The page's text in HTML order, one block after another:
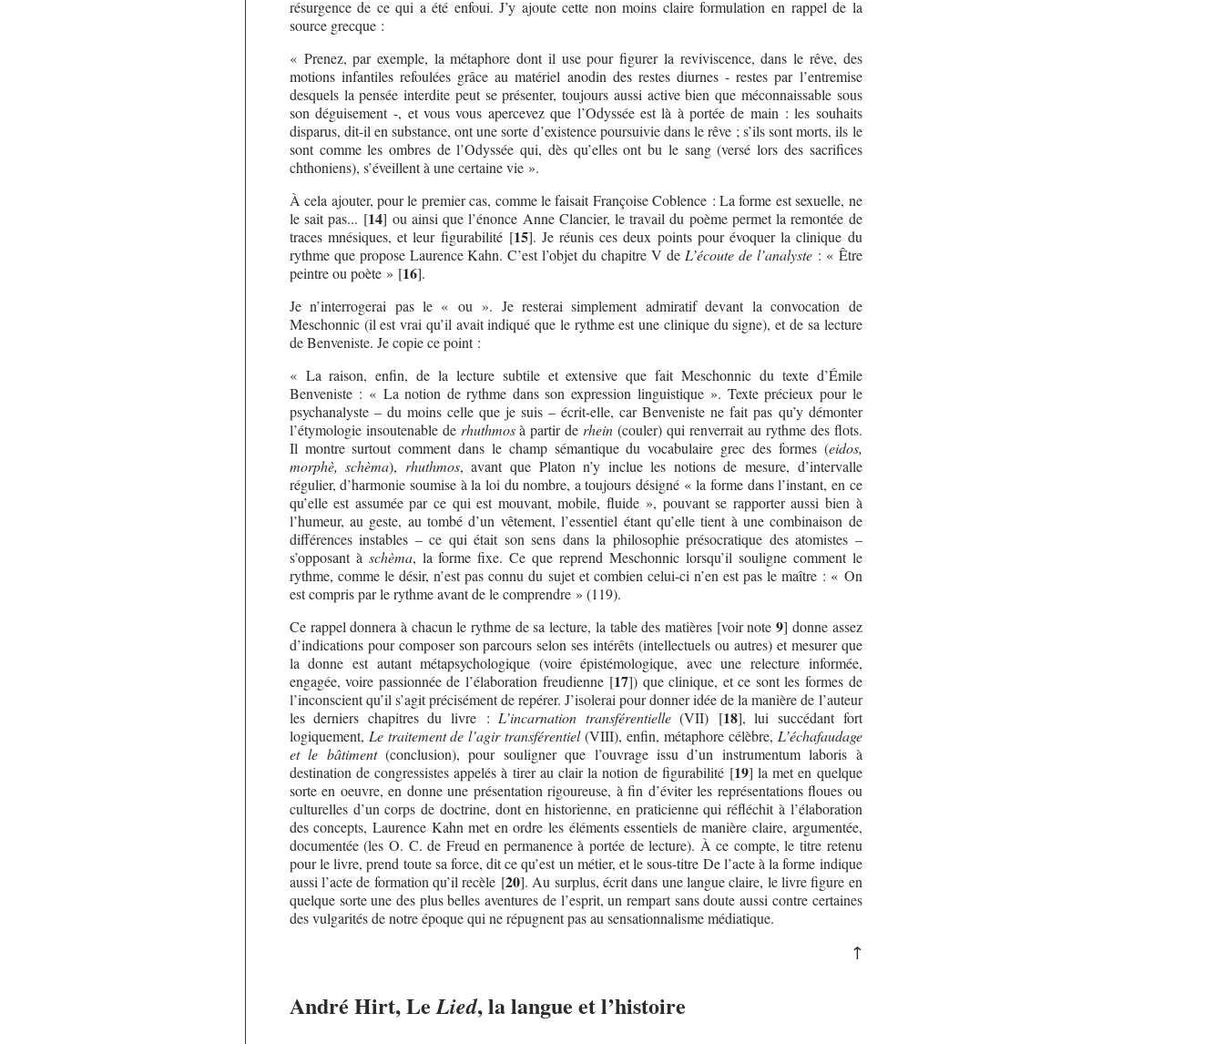
résurgence de ce qui a été enfoui. J’y ajoute cette non moins claire formulation en rappel de la
source grecque :
« Prenez, par exemple, la métaphore dont il use pour figurer la reviviscence, dans le rêve, des
motions infantiles refoulées grâce au matériel anodin des restes diurnes - restes par l’entremise
desquels la pensée interdite peut se présenter, toujours aussi active bien que méconnaissable sous
son déguisement -, et vous vous apercevez que l’Odyssée est là à portée de main : les souhaits
disparus, dit-il en substance, ont une sorte d’existence poursuivie dans le rêve ; s’ils sont morts, ils le
sont comme les ombres de l’Odyssée qui, dès qu’elles ont bu le sang (versé lors des sacrifices
chthoniens), s’éveillent à une certaine vie ».
À cela ajouter, pour le premier cas, comme le faisait Françoise Coblence : La forme est sexuelle, ne
le sait pas... [14] ou ainsi que l’énonce Anne Clancier, le travail du poème permet la remontée de
traces mnésiques, et leur figurabilité[15]. Je réunis ces deux points pour évoquer la clinique du
rythme que propose Laurence Kahn. C’est l’objet du chapitre V de L’écoute de l’analyste: « Être
peintre ou poète » [16].
Je n’interrogerai pas le « ou ». Je resterai simplement admiratif devant la convocation de
Meschonnic (il est vrai qu’il avait indiqué que le rythme est une clinique du signe), et de sa lecture
de Benveniste. Je copie ce point :
« La raison, enfin, de la lecture subtile et extensive que fait Meschonnic du texte d’Émile
Benveniste : « La notion de rythme dans son expression linguistique ». Texte précieux pour le
psychanalyste – du moins celle que je suis – écrit-elle, car Benveniste ne fait pas qu’y démonter
l’étymologie insoutenable de rhuthmosà partir derhein (couler) qui renverrait au rythme des flots.
Il montre surtout comment dans le champ sémantique du vocabulaire grec des formes (eidos,
morphè, schèma), rhuthmos, avant que Platon n’y inclue les notions de mesure, d’intervalle
régulier, d’harmonie soumise à la loi du nombre, a toujours désigné « la forme dans l’instant, en ce
qu’elle est assumée par ce qui est mouvant, mobile, fluide », pouvant se rapporter aussi bien à
l’humeur, au geste, au tombé d’un vêtement, l’essentiel étant qu’elle tient à une combinaison de
différences instables – ce qui était son sens dans la philosophie présocratique des atomistes –
s’opposant à schèma, la forme fixe. Ce que reprend Meschonnic lorsqu’il souligne comment le
rythme, comme le désir, n’est pas connu du sujet et combien celui-ci n’en est pas le maître : « On
est compris par le rythme avant de le comprendre » (119).
Ce rappel donnera à chacun le rythme de sa lecture, la table des matières [voir note9] donne assez
d’indications pour composer son parcours selon ses intérêts (intellectuels ou autres) et mesurer que
la donne est autant métapsychologique (voire épistémologique, avec une relecture informée,
engagée, voire passionnée de l’élaboration freudienne[17]) que clinique, et ce sont les formes de
l’inconscient qu’il s’agit précisément de repérer. J’isolerai pour donner idée de la manière de l’auteur
les derniers chapitres du livre :L’incarnation transférentielle(VII) [18], lui succédant fort
logiquement, Le traitement de l’agir transférentiel(VIII), enfin, métaphore célèbre, L’échafaudage
et le bâtiment(conclusion), pour souligner que l’ouvrage issu d’un instrumentum laboris à
destination de congressistes appelés à tirer au clair la notion de figurabilité[19] la met en quelque
sorte en oeuvre, en donne une présentation rigoureuse, à fin d’éviter les représentations floues ou
culturelles d’un corps de doctrine, dont en historienne, en praticienne qui réfléchit à l’élaboration
des concepts, Laurence Kahn met en ordre les éléments essentiels de manière claire, argumentée,
documentée (les O. C. de Freud en permanence à portée de lecture). À ce compte, le titre retenu
pour le livre, prend toute sa force, dit ce qu’est un métier, et le sous-titre De l’acte à la forme indique
aussi l’acte de formation qu’il recèle [20]. Au surplus, écrit dans une langue claire, le livre figure en
quelque sorte une des plus belles aventures de l’esprit, un rempart sans doute aussi contre certaines
des vulgarités de notre époque qui ne répugnent pas au sensationnalisme médiatique.
↑
André Hirt, LeLied, la langue et l’histoire